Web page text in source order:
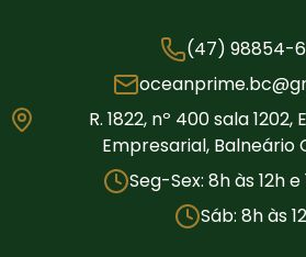
(47) 98854-
R. 1822, nº 400 sala
Empresarial, Balneário
Seg-Sex: 8h às 12h e
Sáb: 8h às